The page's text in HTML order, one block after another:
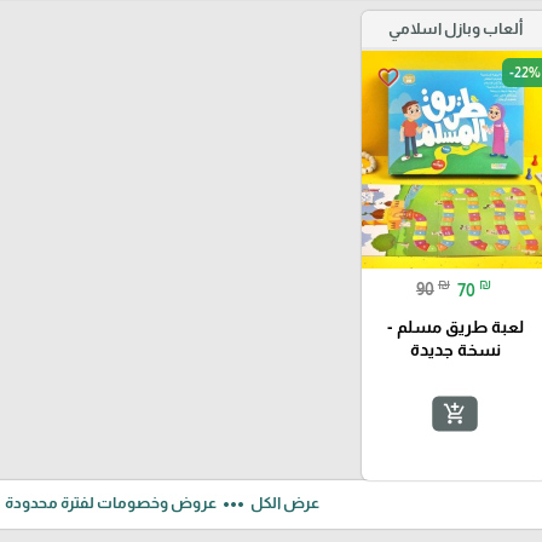
ألعاب وبازل اسلامي
favorite_border -22%
90 ₪ 70 ₪
لعبة طريق مسلم -
نسخة جديدة
add_shopping_cart
عرض الكل more_horiz عروض وخصومات لفترة محدودة